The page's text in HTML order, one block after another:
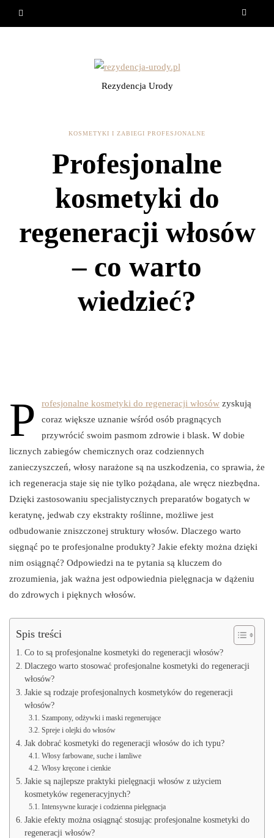
Rezydencja Urody
KOSMETYKI I ZABIEGI PROFESJONALNE
Profesjonalne
kosmetyki do
regeneracji włosów
– co warto
wiedzieć?
P rofesjonalne kosmetyki do regeneracji włosów zyskują
coraz większe uznanie wśród osób pragnących
przywrócić swoim pasmom zdrowie i blask. W dobie
licznych zabiegów chemicznych oraz codziennych
zanieczyszczeń, włosy narażone są na uszkodzenia, co sprawia, że
ich regeneracja staje się nie tylko pożądana, ale wręcz niezbędna.
Dzięki zastosowaniu specjalistycznych preparatów bogatych w
keratynę, jedwab czy ekstrakty roślinne, możliwe jest
odbudowanie zniszczonej struktury włosów. Dlaczego warto
sięgnąć po te profesjonalne produkty? Jakie efekty można dzięki
nim osiągnąć? Odpowiedzi na te pytania są kluczem do
zrozumienia, jak ważna jest odpowiednia pielęgnacja w dążeniu
do zdrowych i pięknych włosów.
Spis treści
Co to są profesjonalne kosmetyki do regeneracji włosów?
Dlaczego warto stosować profesjonalne kosmetyki do regeneracji
włosów?
Jakie są rodzaje profesjonalnych kosmetyków do regeneracji
włosów?
Szampony, odżywki i maski regenerujące
Spreje i olejki do włosów
Jak dobrać kosmetyki do regeneracji włosów do ich typu?
Włosy farbowane, suche i łamliwe
Włosy kręcone i cienkie
Jakie są najlepsze praktyki pielęgnacji włosów z użyciem
kosmetyków regeneracyjnych?
Intensywne kuracje i codzienna pielęgnacja
Jakie efekty można osiągnąć stosując profesjonalne kosmetyki do
regeneracji włosów?